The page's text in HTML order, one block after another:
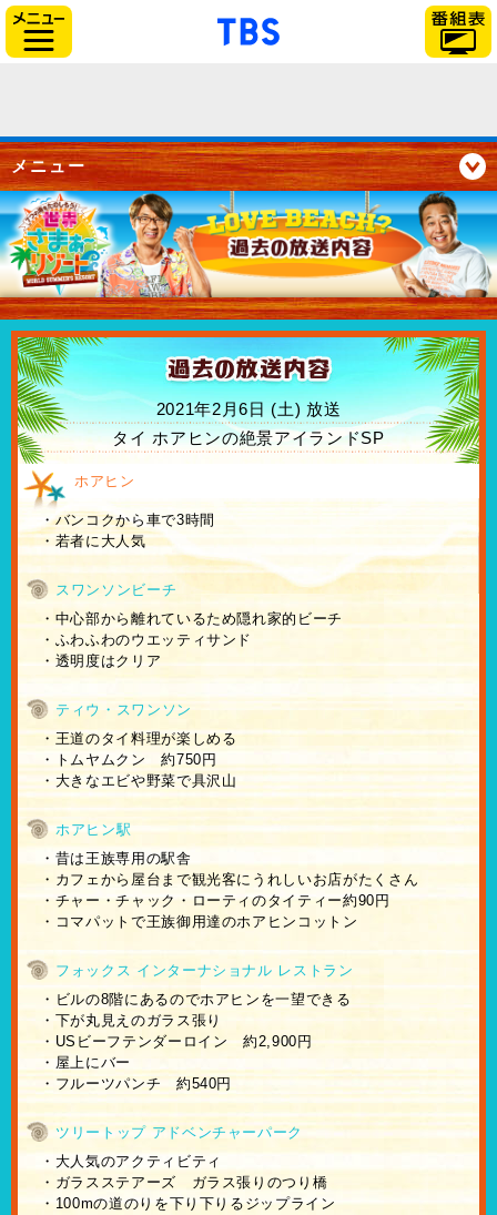
「TBSテレビ」トップページ
メニュー
2021年2月6日 (土) 放送
タイ ホアヒンの絶景アイランドSP
ホアヒン
・バンコクから車で3時間
・若者に大人気
スワンソンビーチ
・中心部から離れているため隠れ家的ビーチ
・ふわふわのウエッティサンド
・透明度はクリア
ティウ・スワンソン
・王道のタイ料理が楽しめる
・トムヤムクン 約750円
・大きなエビや野菜で具沢山
ホアヒン駅
・昔は王族専用の駅舎
・カフェから屋台まで観光客にうれしいお店がたくさん
・チャー・チャック・ローティのタイティー約90円
・コマパットで王族御用達のホアヒンコットン
フォックス インターナショナル レストラン
・ビルの8階にあるのでホアヒンを一望できる
・下が丸見えのガラス張り
・USビーフテンダーロイン 約2,900円
・屋上にバー
・フルーツパンチ 約540円
ツリートップ アドベンチャーパーク
・大人気のアクティビティ
・ガラスステアーズ ガラス張りのつり橋
・100mの道のりを下り下りるジップライン